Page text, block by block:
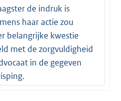
de indruk is
haar actie zou
belangrijke kwestie
met de zorgvuldigheid
in de gegeven